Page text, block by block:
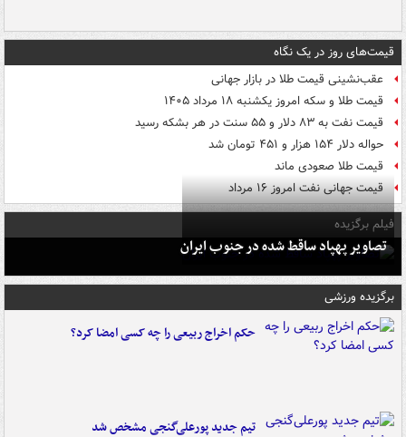
قیمت‌های روز در یک نگاه
عقب‌نشینی قیمت طلا در بازار جهانی
قیمت طلا و سکه امروز یکشنبه ۱۸ مرداد ۱۴۰۵
قیمت نفت به ۸۳ دلار و ۵۵ سنت در هر بشکه رسید
حواله دلار ۱۵۴ هزار و ۴۵۱ تومان شد
قیمت طلا صعودی ماند
قیمت جهانی نفت امروز ۱۶ مرداد
فیلم برگزیده
تصاویر پهپاد ساقط شده در جنوب ایران
برگزیده ورزشی
حکم اخراج ربیعی را چه کسی امضا کرد؟
تیم جدید پورعلی‌گنجی مشخص شد